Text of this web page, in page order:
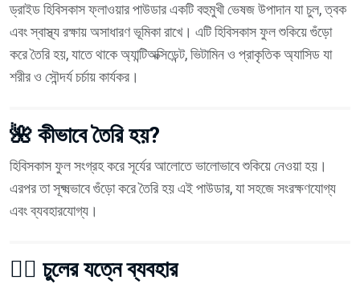
ড্রাইড হিবিসকাস ফ্লাওয়ার পাউডার একটি বহুমুখী ভেষজ উপাদান যা চুল, ত্বক
এবং স্বাস্থ্য রক্ষায় অসাধারণ ভূমিকা রাখে। এটি হিবিসকাস ফুল শুকিয়ে গুঁড়ো
করে তৈরি হয়, যাতে থাকে অ্যান্টিঅক্সিডেন্ট, ভিটামিন ও প্রাকৃতিক অ্যাসিড যা
শরীর ও সৌন্দর্য চর্চায় কার্যকর।
🌺 কীভাবে তৈরি হয়?
হিবিসকাস ফুল সংগ্রহ করে সূর্যের আলোতে ভালোভাবে শুকিয়ে নেওয়া হয়।
এরপর তা সূক্ষ্মভাবে গুঁড়ো করে তৈরি হয় এই পাউডার, যা সহজে সংরক্ষণযোগ্য
এবং ব্যবহারযোগ্য।
💇‍♀️ চুলের যত্নে ব্যবহার